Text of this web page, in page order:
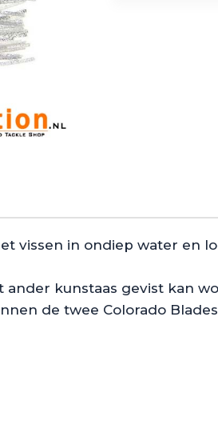
vissen in ondiep water en
kunstaas gevist kan
de twee Colorado